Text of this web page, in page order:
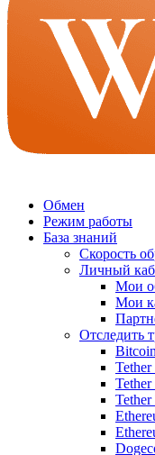
Обмен
Режим работы
База знаний
Скорость
Личный
Мои
Мои
Отследить
Bitcoin